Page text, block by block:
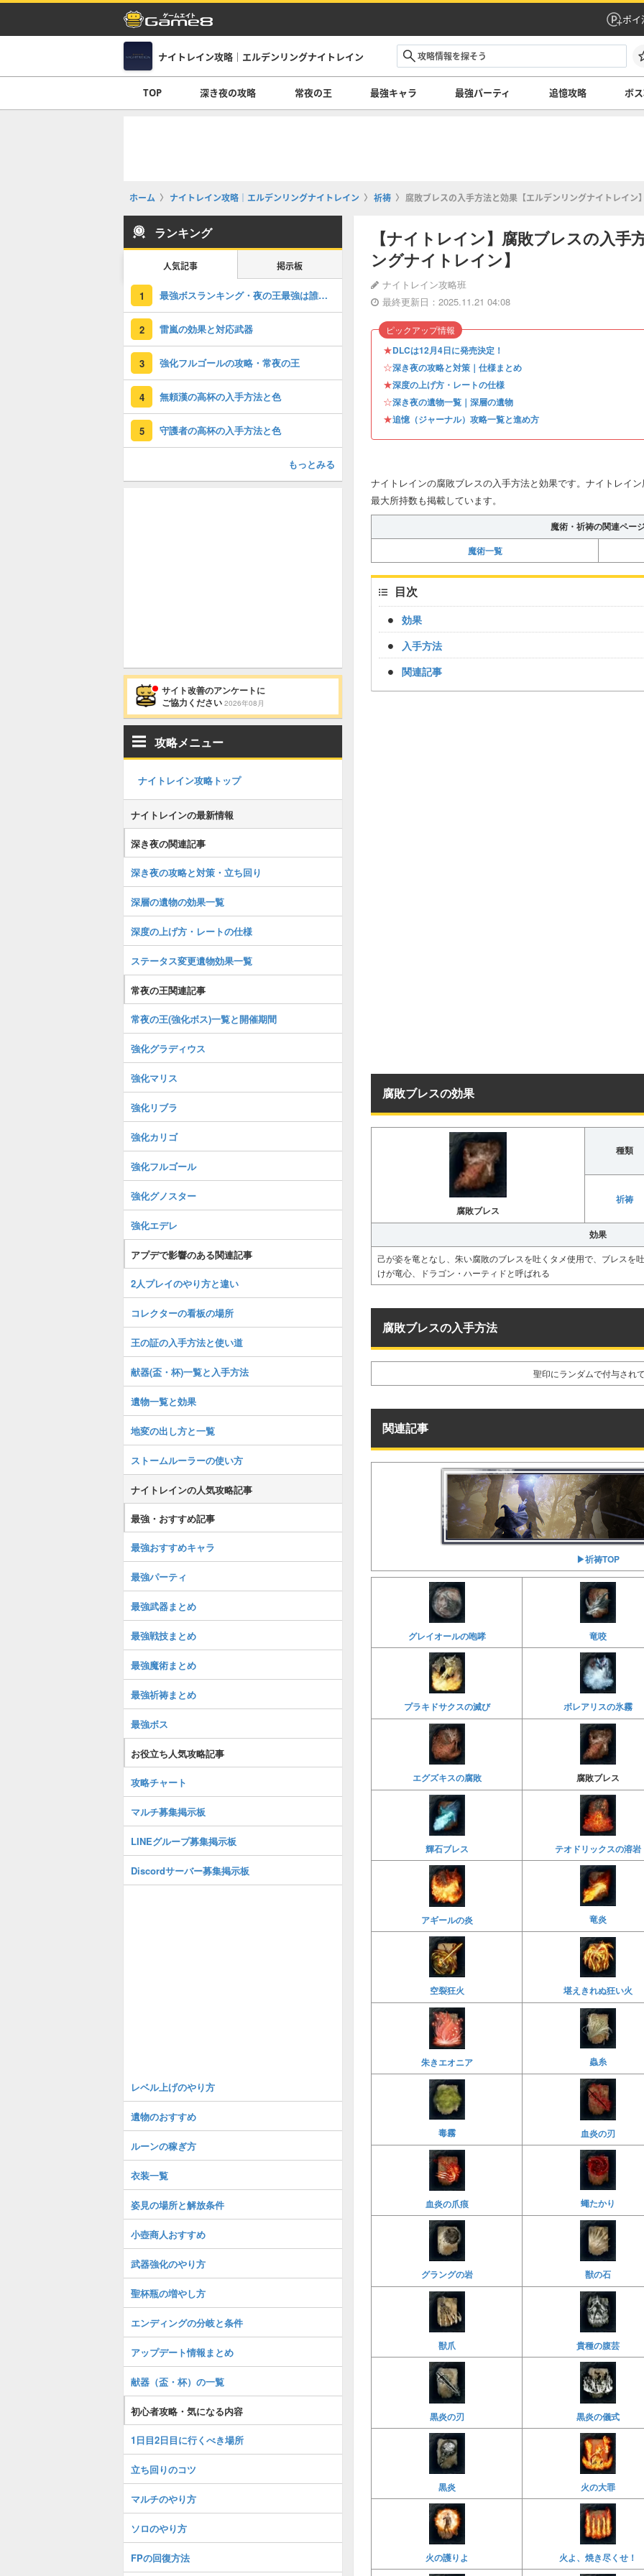
ポイ
ナイトレイン攻略｜エルデンリングナイトレイン
TOP 深き夜の攻略 常夜の王 最強キャラ 最強パーティ 追憶攻略 ボ
ホーム ナイトレイン攻略｜エルデンリングナイトレイン 祈祷 腐敗ブレスの入手方法と効果【エルデンリングナイトレイン
【ナイトレイン】腐敗ブレスの入手
ングナイトレイン】
ナイトレイン攻略班
最終更新日：2025.11.21 04:08
★DLCは12月4日に発売決定！
☆深き夜の攻略と対策｜仕様まとめ
★深度の上げ方・レートの仕様
☆深き夜の遺物一覧｜深層の遺物
★追憶（ジャーナル）攻略一覧と進め方
ピックアップ情報
ナイトレインの腐敗ブレスの入手方法と効果です。ナイトレイ
最大所持数も掲載しています。
魔術・祈祷の関連ペー
魔術一覧
目次
効果
入手方法
関連記事
腐敗ブレスの効果
腐敗ブレス
種類
祈祷
効果
己が姿を竜となし、朱い腐敗のブレスを吐くタメ使用で、ブレスを
けが竜心、ドラゴン・ハーティドと呼ばれる
腐敗ブレスの入手方法
聖印にランダムで付与され
関連記事
▶︎祈祷TOP
グレイオールの咆哮 竜咬
プラキドサクスの滅び ボレアリスの氷霧
エグズキスの腐敗 腐敗ブレス
輝石ブレス テオドリックスの溶岩
アギールの炎 竜炎
空裂狂火 堪えきれぬ狂い火
朱きエオニア 蟲糸
毒霧 血炎の刃
血炎の爪痕 蠅たかり
グラングの岩 獣の石
獣爪 貴種の腹芸
黒炎の刃 黒炎の儀式
黒炎 火の大罪
火の護りよ 火よ、焼き尽くせ！
ランキング
人気記事 掲示板
1 最強ボスランキング・夜の王最強は誰だ！？
2 雷嵐の効果と対応武器
3 強化フルゴールの攻略・常夜の王
4 無頼漢の高杯の入手方法と色
5 守護者の高杯の入手方法と色
もっとみる
サイト改善のアンケートに
ご協力ください 2026年08月
攻略メニュー
ナイトレイン攻略トップ
ナイトレインの最新情報
深き夜の関連記事
深き夜の攻略と対策・立ち回り
深層の遺物の効果一覧
深度の上げ方・レートの仕様
ステータス変更遺物効果一覧
常夜の王関連記事
常夜の王(強化ボス)一覧と開催期間
強化グラディウス
強化マリス
強化リブラ
強化カリゴ
強化フルゴール
強化グノスター
強化エデレ
アプデで影響のある関連記事
2人プレイのやり方と違い
コレクターの看板の場所
王の証の入手方法と使い道
献器(盃・杯)一覧と入手方法
遺物一覧と効果
地変の出し方と一覧
ストームルーラーの使い方
ナイトレインの人気攻略記事
最強・おすすめ記事
最強おすすめキャラ
最強パーティ
最強武器まとめ
最強戦技まとめ
最強魔術まとめ
最強祈祷まとめ
最強ボス
お役立ち人気攻略記事
攻略チャート
マルチ募集掲示板
LINEグループ募集掲示板
Discordサーバー募集掲示板
レベル上げのやり方
遺物のおすすめ
ルーンの稼ぎ方
衣装一覧
姿見の場所と解放条件
小壺商人おすすめ
武器強化のやり方
聖杯瓶の増やし方
エンディングの分岐と条件
アップデート情報まとめ
献器（盃・杯）の一覧
初心者攻略・気になる内容
1日目2日目に行くべき場所
立ち回りのコツ
マルチのやり方
ソロのやり方
FPの回復方法